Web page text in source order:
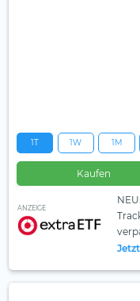
1T 1W 1M
Kaufen
ANZEIGE